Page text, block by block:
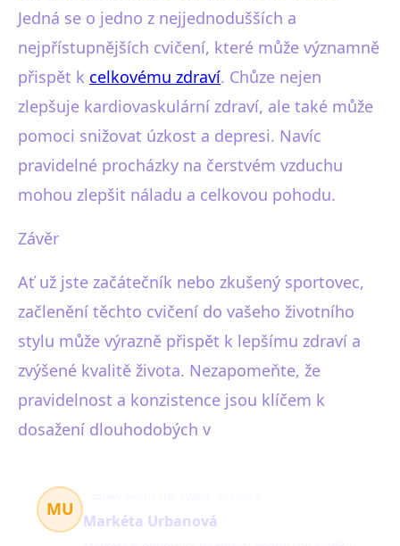
Jedná se o jedno z nejjednodušších a
nejpřístupnějších cvičení, které může významně
přispět k celkovému zdraví. Chůze nejen
zlepšuje kardiovaskulární zdraví, ale také může
pomoci snižovat úzkost a depresi. Navíc
pravidelné procházky na čerstvém vzduchu
mohou zlepšit náladu a celkovou pohodu.
Závěr
Ať už jste začátečník nebo zkušený sportovec,
začlenění těchto cvičení do vašeho životního
stylu může výrazně přispět k lepšímu zdraví a
zvýšené kvalitě života. Nezapomeňte, že
pravidelnost a konzistence jsou klíčem k
dosažení dlouhodobých v
MU
Markéta Urbanová